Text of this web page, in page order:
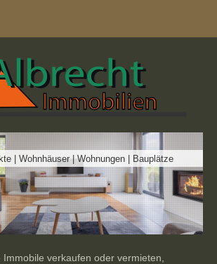
| Wohnhäuser | Wohnungen | Bauplätze
verkaufen oder vermieten,